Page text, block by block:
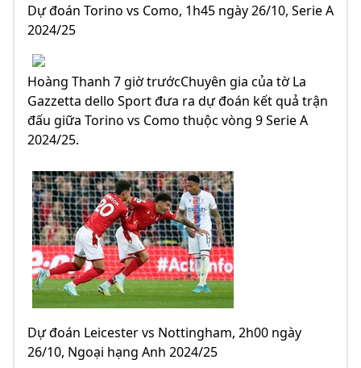
Dự đoán Torino vs Como, 1h45 ngày 26/10, Serie A
2024/25
Hoàng Thanh 7 giờ trướcChuyên gia của tờ La
Gazzetta dello Sport đưa ra dự đoán kết quả trận
đấu giữa Torino vs Como thuộc vòng 9 Serie A
2024/25.
Dự đoán Leicester vs Nottingham, 2h00 ngày
26/10, Ngoại hạng Anh 2024/25